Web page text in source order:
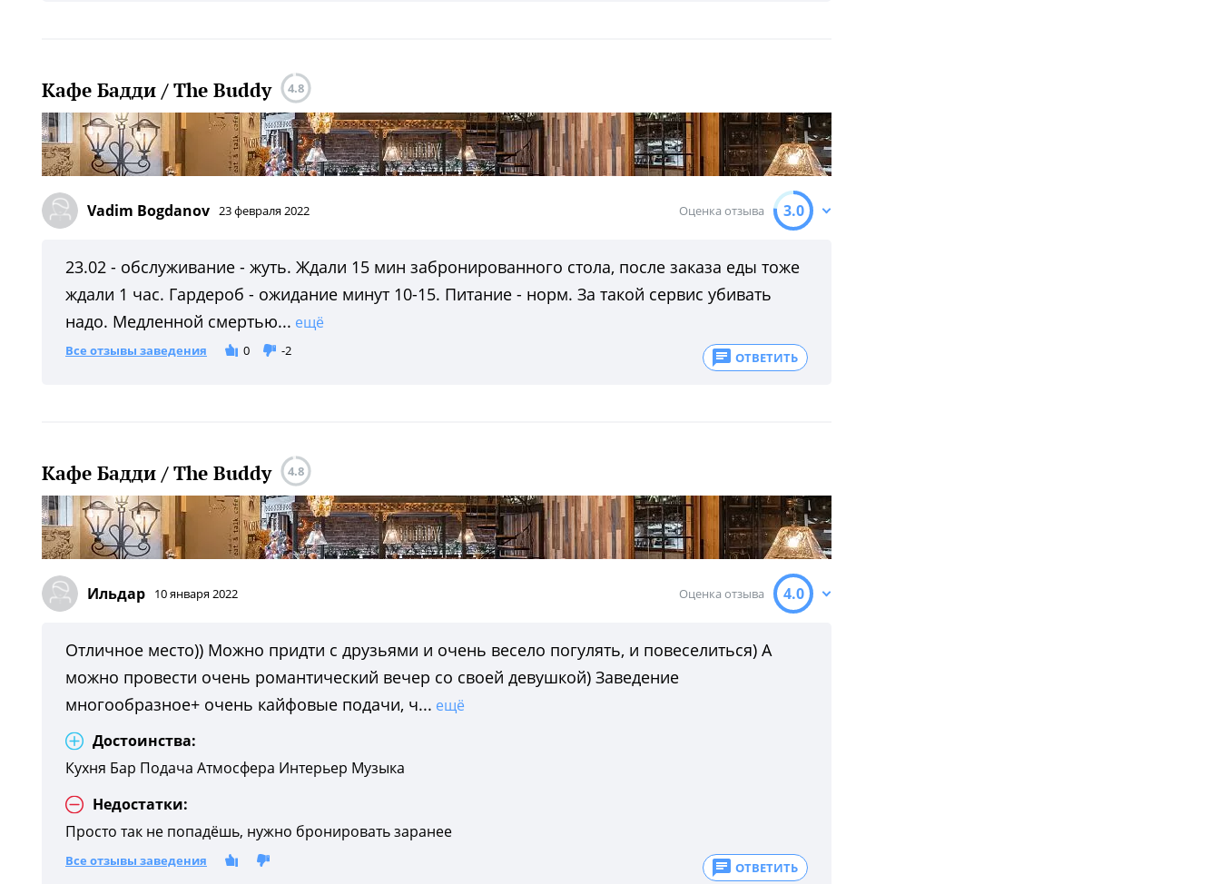
Кафе Бадди / The Buddy 4.8
Vadim Bogdanov 23 февраля 2022 Оценка отзыва 3.0
23.02 - обслуживание - жуть. Ждали 15 мин забронированного стола, после заказа еды тоже
ждали 1 час. Гардероб - ожидание минут 10-15. Питание - норм. За такой сервис убивать
надо. Медленной смертью... ещё
Все отзывы заведения 0 -2 ОТВЕТИТЬ
Кафе Бадди / The Buddy 4.8
Ильдар 10 января 2022 Оценка отзыва 4.0
Отличное место)) Можно придти с друзьями и очень весело погулять, и повеселиться) А
можно провести очень романтический вечер со своей девушкой) Заведение
многообразное+ очень кайфовые подачи, ч... ещё
Достоинства:
Кухня Бар Подача Атмосфера Интерьер Музыка
Недостатки:
Просто так не попадёшь, нужно бронировать заранее
Все отзывы заведения ОТВЕТИТЬ